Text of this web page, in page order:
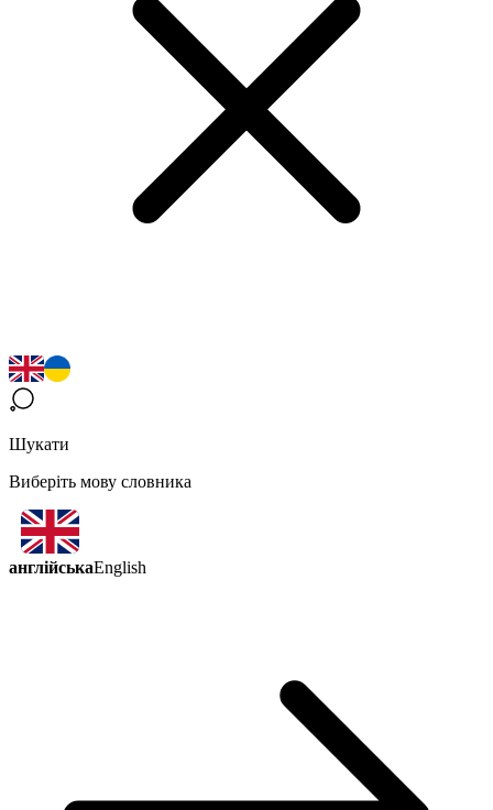
Шукати
Виберіть мову словника
англійськаEnglish